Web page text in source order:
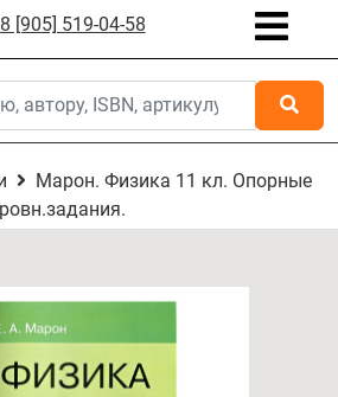
8 [905] 519-04-58
Марон. Физика 11 кл. Опорные